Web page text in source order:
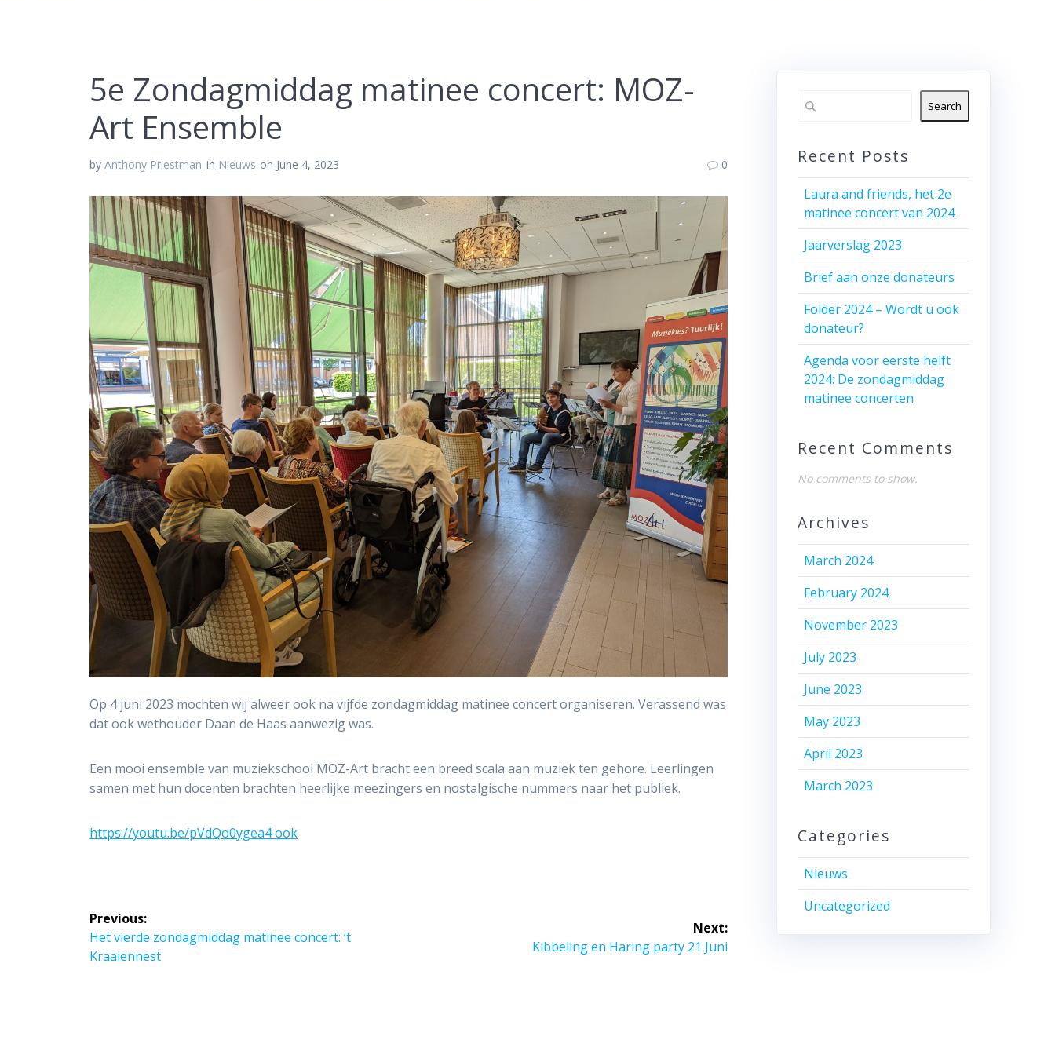
5e Zondagmiddag matinee concert: MOZ-
Art Ensemble
byAnthony Priestman in Nieuws on June 4, 2023 0
Op 4 juni 2023 mochten wij alweer ook na vijfde zondagmiddag matinee concert organiseren. Verassend was
dat ook wethouder Daan de Haas aanwezig was.
Een mooi ensemble van muziekschool MOZ-Art bracht een breed scala aan muziek ten gehore. Leerlingen
samen met hun docenten brachten heerlijke meezingers en nostalgische nummers naar het publiek.
https://youtu.be/pVdQo0ygea4 ook
Post
navigation
Previous:
Previous
post:
Het vierde zondagmiddag matinee concert: ‘t
Kraaiennest
Next:
Next
Kibbeling en Haring party 21 Juni
Search
Recent Posts
Laura and friends, het 2e
matinee concert van 2024
Jaarverslag 2023
Brief aan onze donateurs
Folder 2024 – Wordt u ook
donateur?
Agenda voor eerste helft
2024: De zondagmiddag
matinee concerten
Recent Comments
No comments to show.
Archives
March 2024
February 2024
November 2023
July 2023
June 2023
May 2023
April 2023
March 2023
Categories
Nieuws
Uncategorized